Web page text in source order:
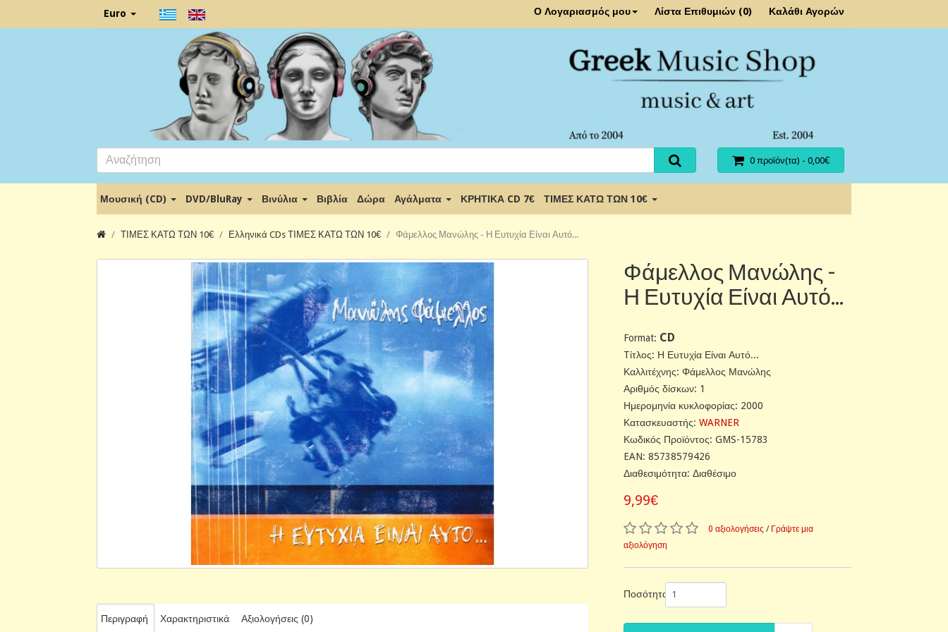
Euro Ο Λογαριασμός μου Λίστα Επιθυμιών (0) Καλάθι Αγορών
0 προϊόν(τα) - 0,00€
Μουσική (CD) DVD/BluRay Βινύλια Βιβλία Δώρα Αγάλματα ΚΡΗΤΙΚΑ CD 7€ ΤΙΜΕΣ ΚΑΤΩ ΤΩΝ 10€
ΤΙΜΕΣ ΚΑΤΩ ΤΩΝ 10€ Ελληνικά CDs ΤΙΜΕΣ ΚΑΤΩ ΤΩΝ 10€ Φάμελλος Μανώλης - Η Ευτυχία Είναι Αυτό...
Περιγραφή Χαρακτηριστικά Αξιολογήσεις (0)
Φάμελλος Μανώλης -
Η Ευτυχία Είναι Αυτό...
Format: CD
Tίτλος: Η Ευτυχία Είναι Αυτό...
Καλλιτέχνης: Φάμελλος Μανώλης
Αριθμός δίσκων: 1
Ημερομηνία κυκλοφορίας: 2000
Κατασκευαστής: WARNER
Κωδικός Προϊόντος: GMS-15783
EAN: 85738579426
Διαθεσιμότητα: Διαθέσιμο
9,99€
0 αξιολογήσεις / Γράψτε μια
αξιολόγηση
Ποσότητα